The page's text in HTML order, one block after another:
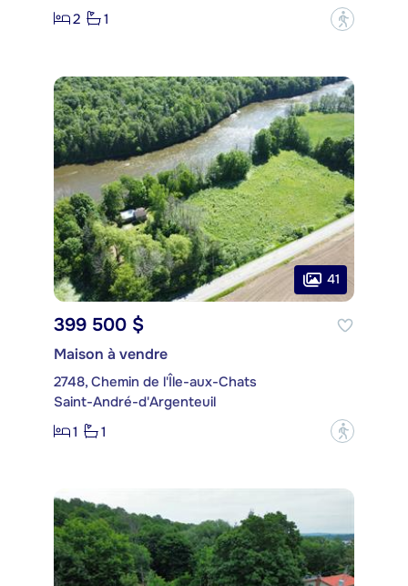
2
1 ?
41
399 500 $
Maison à vendre
2748, Chemin de l'Île-aux-Chats
Saint-André-d'Argenteuil
1
1 ?